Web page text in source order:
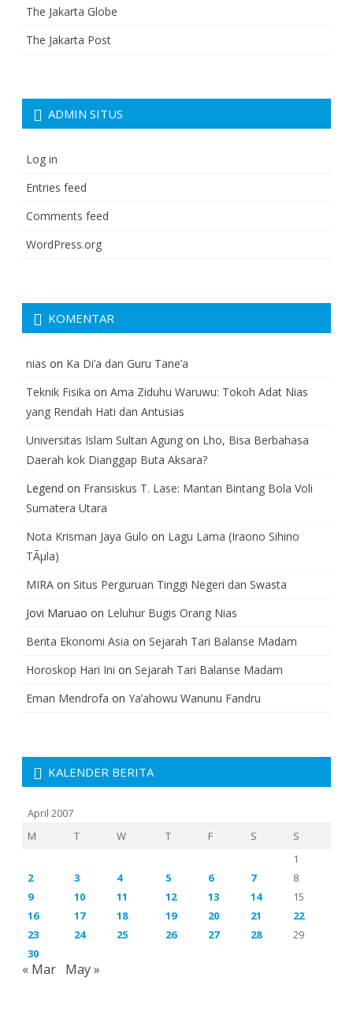
The Jakarta Globe
The Jakarta Post
ADMIN SITUS
Log in
Entries feed
Comments feed
WordPress.org
KOMENTAR
nias on Ka Di’a dan Guru Tane’a
Teknik Fisika on Ama Ziduhu Waruwu: Tokoh Adat Nias
yang Rendah Hati dan Antusias
Universitas Islam Sultan Agung on Lho, Bisa Berbahasa
Daerah kok Dianggap Buta Aksara?
Legend on Fransiskus T. Lase: Mantan Bintang Bola Voli
Sumatera Utara
Nota Krisman Jaya Gulo on Lagu Lama (Iraono Sihino
TÃµla)
MIRA on Situs Perguruan Tinggi Negeri dan Swasta
Jovi Maruao on Leluhur Bugis Orang Nias
Berita Ekonomi Asia on Sejarah Tari Balanse Madam
Horoskop Hari Ini on Sejarah Tari Balanse Madam
Eman Mendrofa on Ya’ahowu Wanunu Fandru
KALENDER BERITA
April 2007
M
T W T F S
S
1
2
3 4 5 6 7
8
9
10 11 12 13 14
15
16
17 18 19 20 21
22
23
24 25 26 27 28
29
30
« Mar May »